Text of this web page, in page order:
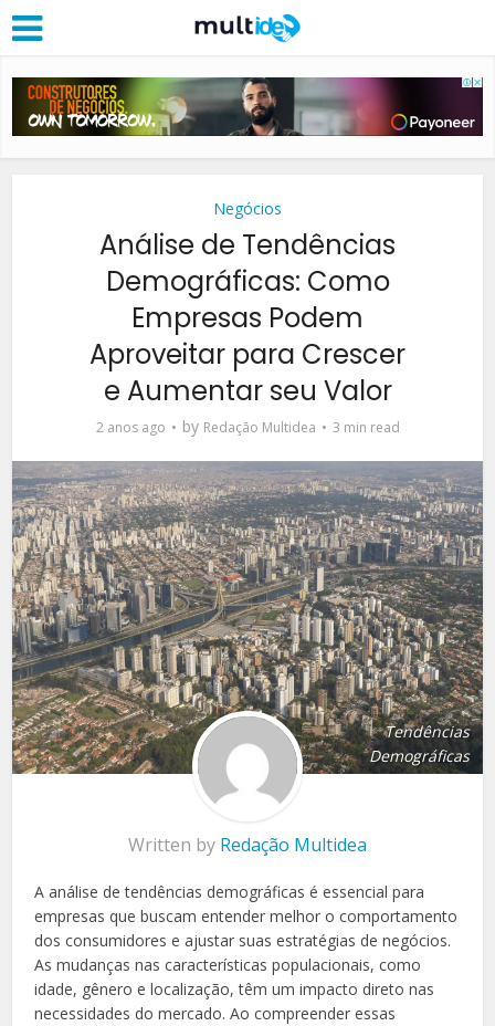
Negócios
Análise de Tendências
Demográficas: Como
Empresas Podem
Aproveitar para Crescer
e Aumentar seu Valor
2 anos ago by Redação Multidea 3 min read
Tendências
Demográficas
Written by Redação Multidea
A análise de tendências demográficas é essencial para
empresas que buscam entender melhor o comportamento
dos consumidores e ajustar suas estratégias de negócios.
As mudanças nas características populacionais, como
idade, gênero e localização, têm um impacto direto nas
necessidades do mercado. Ao compreender essas